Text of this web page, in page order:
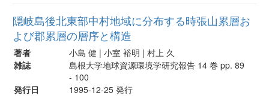
隠岐島後北東部中村地域に分布する時張山累層お
よび郡累層の層序と構造
著者
小島 健 | 小室 裕明 | 村上 久
雑誌
島根大学地球資源環境学研究報告 14 巻 pp. 89
- 100
発行日
1995-12-25 発行